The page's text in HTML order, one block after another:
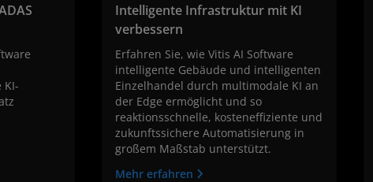
KI-
Intelligente Infrastruktur mit KI
verbessern
Erfahren Sie, wie Vitis AI Software
intelligente Gebäude und intelligenten
Einzelhandel durch multimodale KI an
der Edge ermöglicht und so
reaktionsschnelle, kosteneffiziente und
zukunftssichere Automatisierung in
großem Maßstab unterstützt.
Mehr erfahren